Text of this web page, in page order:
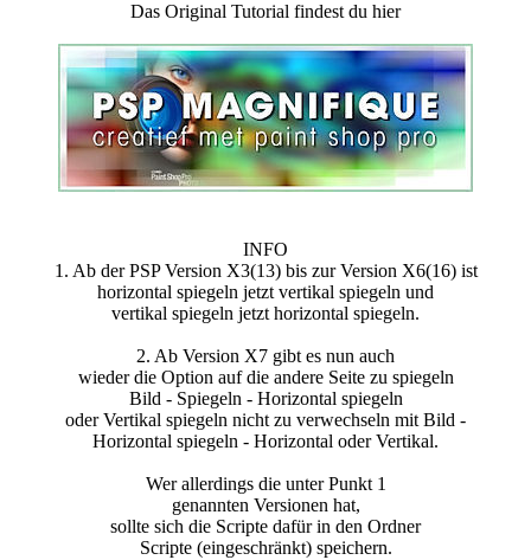
Das Original Tutorial findest du hier
INFO
1. Ab der PSP Version X3(13) bis zur Version X6(16) ist
horizontal spiegeln jetzt vertikal spiegeln und
vertikal spiegeln jetzt horizontal spiegeln.
2. Ab Version X7 gibt es nun auch
wieder die Option auf die andere Seite zu spiegeln
Bild - Spiegeln - Horizontal spiegeln
oder Vertikal spiegeln nicht zu verwechseln mit Bild -
Horizontal spiegeln - Horizontal oder Vertikal.
Wer allerdings die unter Punkt 1
genannten Versionen hat,
sollte sich die Scripte dafür in den Ordner
Scripte (eingeschränkt) speichern.